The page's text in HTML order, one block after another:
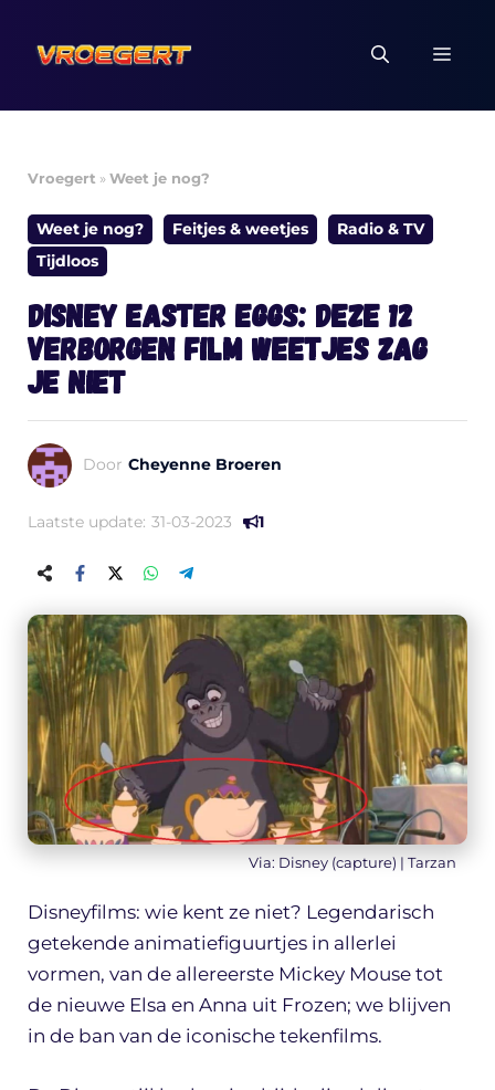
naar
inhoud
Vroegert »Weet je nog?
Weet je nog? Feitjes & weetjes
Radio & TV
Tijdloos
Disney Easter Eggs: deze 12
verborgen film weetjes zag
je niet
Door Cheyenne Broeren
Laatste update: 31-03-2023 1
Via: Disney (capture) | Tarzan
Disneyfilms: wie kent ze niet? Legendarisch
getekende animatiefiguurtjes in allerlei
vormen, van de allereerste Mickey Mouse tot
de nieuwe Elsa en Anna uit Frozen; we blijven
in de ban van de iconische tekenfilms.